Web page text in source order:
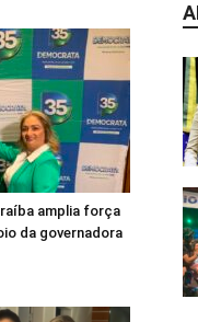
amplia força
da governadora